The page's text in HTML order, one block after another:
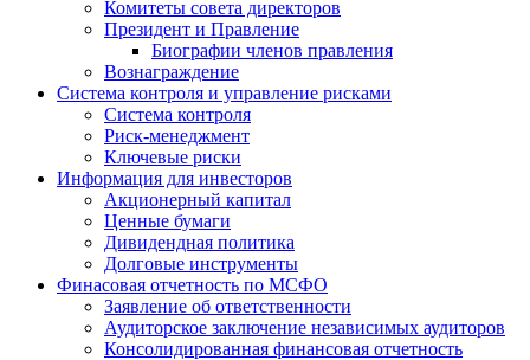
Комитеты совета директоров
Президент и Правление
Биографии членов правления
Вознаграждение
Система контроля и управление рисками
Система контроля
Риск-менеджмент
Ключевые риски
Информация для инвесторов
Акционерный капитал
Ценные бумаги
Дивидендная политика
Долговые инструменты
Финасовая отчетность по МСФО
Заявление об ответственности
Аудиторское заключение независимых аудиторов
Консолидированная финансовая отчетность